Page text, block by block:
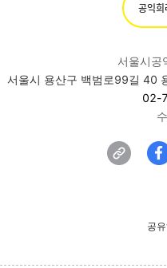
공익희
서울시공
서울시 용산구 백범로99길 40
02-
공